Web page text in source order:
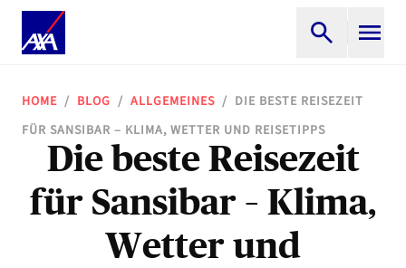
HOME / BLOG / ALLGEMEINES / DIE BESTE REISEZEIT
FÜR SANSIBAR – KLIMA, WETTER UND REISETIPPS
Die beste Reisezeit
für Sansibar – Klima,
Wetter und